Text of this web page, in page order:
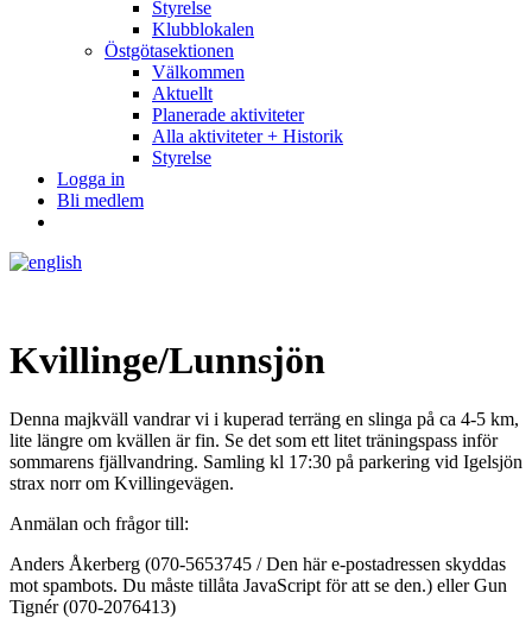
Styrelse
Klubblokalen
Östgötasektionen
Välkommen
Aktuellt
Planerade aktiviteter
Alla aktiviteter + Historik
Styrelse
Logga in
Bli medlem
Kvillinge/Lunnsjön
Denna majkväll vandrar vi i kuperad terräng en slinga på ca 4-5 km,
lite längre om kvällen är fin. Se det som ett litet träningspass inför
sommarens fjällvandring. Samling kl 17:30 på parkering vid Igelsjön
strax norr om Kvillingevägen.
Anmälan och frågor till:
Anders Åkerberg (070-5653745 /Den här e-postadressen skyddas
mot spambots. Du måste tillåta JavaScript för att se den.) eller Gun
Tignér (070-2076413)